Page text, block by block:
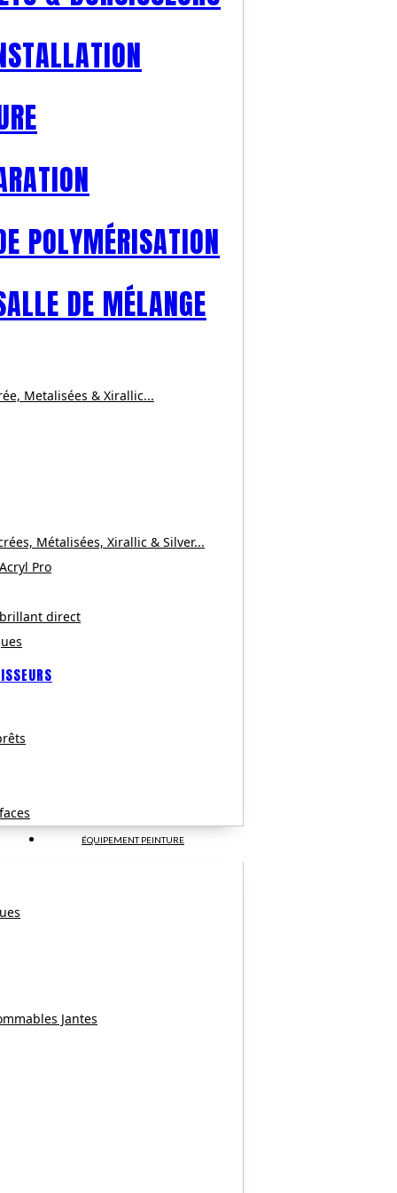
POLYMÉRISATION
DE MÉLANGE
Metalisées & Xirallic...
Métalisées, Xirallic & Silver...
Pro
direct
ÉQUIPEMENT PEINTURE
Jantes